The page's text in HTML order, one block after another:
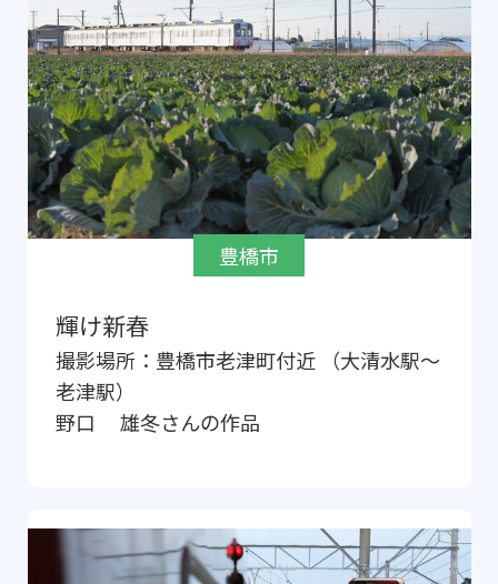
豊橋市
輝け新春
撮影場所： 豊橋市老津町付近 （大清水駅～
老津駅）
野口 雄冬さんの作品